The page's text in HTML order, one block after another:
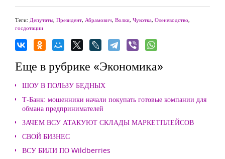
Теги: Депутаты, Президент, Абрамович, Волки, Чукотка, Оленеводство,
госдотации
Еще в рубрике «Экономика»
ШОУ В ПОЛЬЗУ БЕДНЫХ
Т-Банк: мошенники начали покупать готовые компании для
обмана предпринимателей
ЗАЧЕМ ВСУ АТАКУЮТ СКЛАДЫ МАРКЕТПЛЕЙСОВ
СВОЙ БИЗНЕС
ВСУ БИЛИ ПО Wildberries